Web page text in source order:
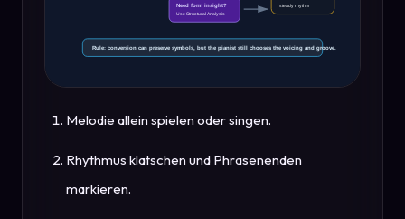
Melodie allein spielen oder singen.
Rhythmus klatschen und Phrasenenden
markieren.